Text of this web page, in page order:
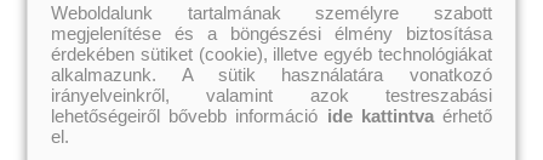
Külföldiek
Brigid Kemmerer
Cassandra Clare
Colleen Hoover
Elle Kennedy
Erin Watt
Holly Webb
Magyarok
Ashley Carrigan
Benina
Bessenyei Gábor
Bodor Attila
Böszörményi Gyula
Weboldalunk tartalmának személyre szabott
megjelenítése és a böngészési élmény biztosítása
érdekében sütiket (cookie), illetve egyéb technológiákat
alkalmazunk. A sütik használatára vonatkozó
irányelveinkről, valamint azok testreszabási
lehetőségeiről bővebb információ ide kattintvaérhető
el.